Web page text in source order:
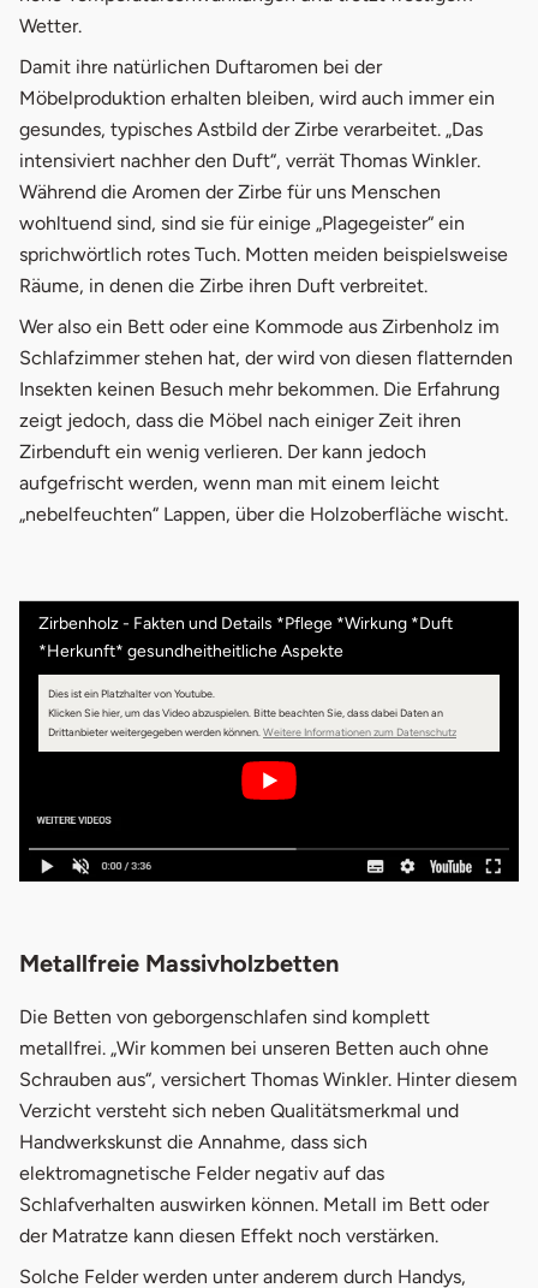
Wetter.
Damit ihre natürlichen Duftaromen bei der
Möbelproduktion erhalten bleiben, wird auch immer ein
gesundes, typisches Astbild der Zirbe verarbeitet. „Das
intensiviert nachher den Duft“, verrät Thomas Winkler.
Während die Aromen der Zirbe für uns Menschen
wohltuend sind, sind sie für einige „Plagegeister“ ein
sprichwörtlich rotes Tuch. Motten meiden beispielsweise
Räume, in denen die Zirbe ihren Duft verbreitet.
Wer also ein Bett oder eine Kommode aus Zirbenholz im
Schlafzimmer stehen hat, der wird von diesen flatternden
Insekten keinen Besuch mehr bekommen. Die Erfahrung
zeigt jedoch, dass die Möbel nach einiger Zeit ihren
Zirbenduft ein wenig verlieren. Der kann jedoch
aufgefrischt werden, wenn man mit einem leicht
„nebelfeuchten“ Lappen, über die Holzoberfläche wischt.
Zirbenholz - Fakten und Details *Pflege *Wirkung *Duft
*Herkunft* gesundheitheitliche Aspekte
Dies ist ein Platzhalter von Youtube.
Klicken Sie hier, um das Video abzuspielen.Bitte beachten Sie, dass dabei Daten an
Drittanbieter weitergegeben werden können.Weitere Informationen zum Datenschutz
Metallfreie Massivholzbetten
Die Betten von geborgenschlafen sind komplett
metallfrei. „Wir kommen bei unseren Betten auch ohne
Schrauben aus“, versichert Thomas Winkler. Hinter diesem
Verzicht versteht sich neben Qualitätsmerkmal und
Handwerkskunst die Annahme, dass sich
elektromagnetische Felder negativ auf das
Schlafverhalten auswirken können. Metall im Bett oder
der Matratze kann diesen Effekt noch verstärken.
Solche Felder werden unter anderem durch Handys,